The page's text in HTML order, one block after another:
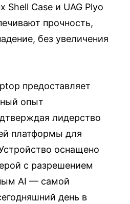
Shell Case и UAG Plyo
прочность,
без увеличения
предоставляет
опыт
лидерство
платформы для
оснащено
с разрешением
AI — самой
день в